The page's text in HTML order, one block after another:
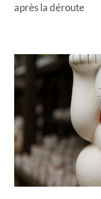
après la déroute